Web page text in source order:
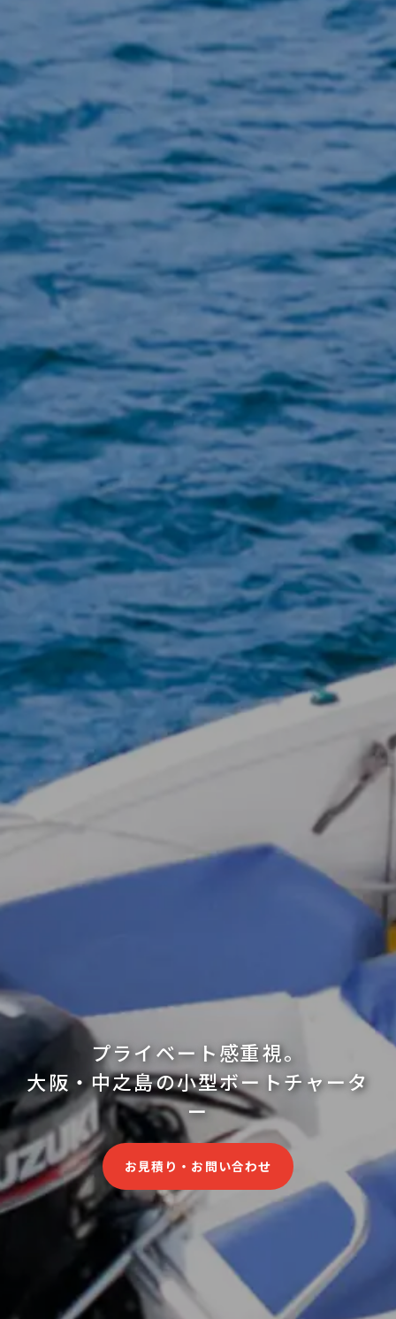
プライベート感重視。
大阪・中之島の小型ボートチャータ
ー
お見積り・お問い合わせ